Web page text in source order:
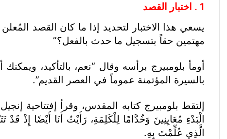
1 . اختبار القصد
يسعي هذا الاختبار لتحديد إذا ما كان القصد
مهتمين حقاً بتسجيل ما حدث بالفعل؟”
أومأ بلومبيرج برأسه وقال “نعم، بالتأكيد،
بالسيرة المؤتمنة عموماً في العصر القديم”.
إلتقط بلومبيرج كتابه المقدس، وقرأ إفتتاحية
الْبَدْءِ مُعَايِنِينَ وَخُدَّامًا لِلْكَلِمَةِ، رَأَيْتُ أَنَا أَيْضًا إِذْ
الَّذِي عُلِّمْتَ بِهِ.